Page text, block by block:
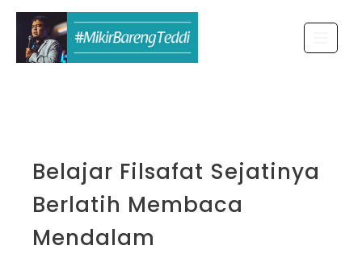
Skip
content
Belajar Filsafat Sejatinya
Berlatih Membaca
Mendalam